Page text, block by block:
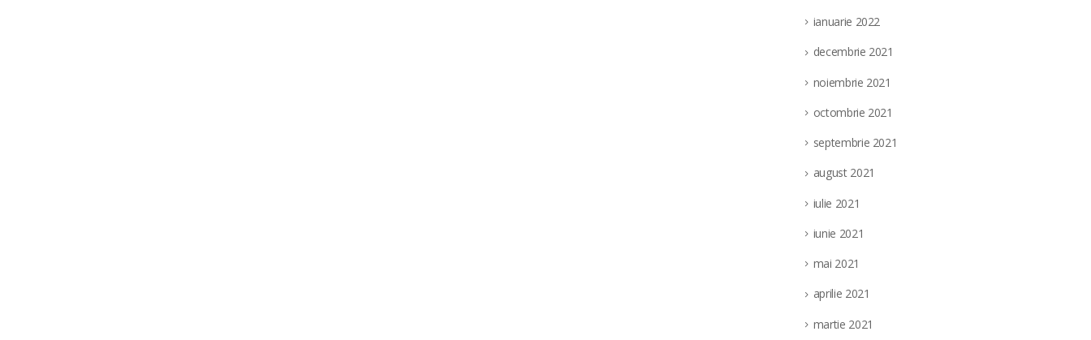
ianuarie 2022
decembrie 2021
noiembrie 2021
octombrie 2021
septembrie 2021
august 2021
iulie 2021
iunie 2021
mai 2021
aprilie 2021
martie 2021